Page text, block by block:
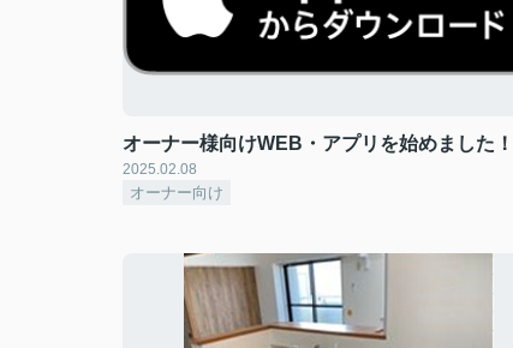
オーナー様向けWEB・アプリを始めました！
2025.02.08
オーナー向け